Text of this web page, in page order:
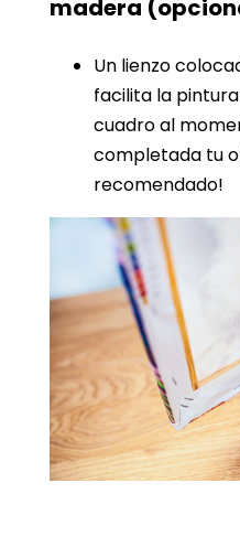
madera
Un lienzo
facilita la
cuadro al
completada tu
recomendado!